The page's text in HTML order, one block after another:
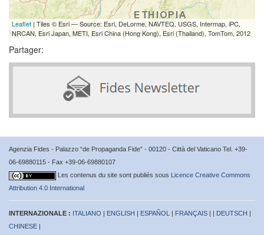
Leaflet | Tiles © Esri — Source: Esri, DeLorme, NAVTEQ, USGS, Intermap, iPC,
NRCAN, Esri Japan, METI, Esri China (Hong Kong), Esri (Thailand), TomTom, 2012
Partager:
Agenzia Fides - Palazzo “de Propaganda Fide” - 00120 - Città del Vaticano Tel. +39-
06-69880115 - Fax +39-06-69880107
Les contenus du site sont publiés sous Licence Creative Commons
Attribution 4.0 International
INTERNAZIONALE : ITALIANO | ENGLISH | ESPAÑOL | FRANÇAIS | | DEUTSCH |
CHINESE |